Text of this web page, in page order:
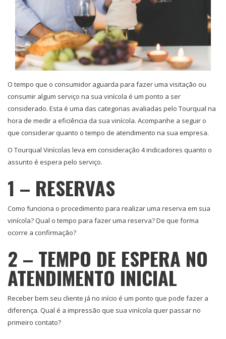
O tempo que o consumidor aguarda para fazer uma visitação ou
consumir algum serviço na sua vinícola é um ponto a ser
considerado. Esta é uma das categorias avaliadas pelo Tourqual na
hora de medir a eficiência da sua vinícola. Acompanhe a seguir o
que considerar quanto o tempo de atendimento na sua empresa.
O Tourqual Vinícolas leva em consideração 4 indicadores quanto o
assunto é espera pelo serviço.
1 – RESERVAS
Como funciona o procedimento para realizar uma reserva em sua
vinícola? Qual o tempo para fazer uma reserva? De que forma
ocorre a confirmação?
2 – TEMPO DE ESPERA NO
ATENDIMENTO INICIAL
Receber bem seu cliente já no início é um ponto que pode fazer a
diferença. Qual é a impressão que sua vinícola quer passar no
primeiro contato?